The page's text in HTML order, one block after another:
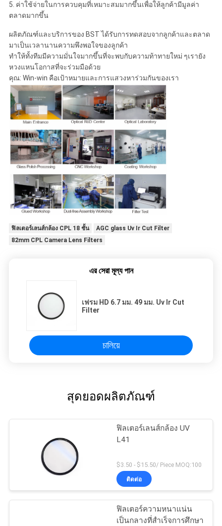
5. ค่าใช้จ่ายในการควบคุมที่เหมาะสมมากขึ้นเพื่อให้ลูกค้ามีมูลค่า
ตลาดมากขึ้น
ผลิตภัณฑ์และบริการของ BST ได้รับการทดสอบจากลูกค้าและตลาด
มาเป็นเวลานานความพึงพอใจของลูกค้า
ทำให้ทั้งทีมมีความมั่นใจมากขึ้นที่จะพบกับความท้าทายใหม่ ๆเรายัง
หวงแหนโอกาสที่จะร่วมมือด้วย
คุณ: Win-win คือเป้าหมายและการแสวงหาร่วมกันของเรา
ฟิลเตอร์เลนส์กล้อง CPL 18 ชั้น
AGC glass Uv Ir Cut Filter
82mm CPL Camera Lens Filters
এর সেরা মূল্য পান
เฟรม HD 6.7 มม. 49 มม. Uv Ir Cut
Filter
চালিয়ে
สุดยอดผลิตภัณฑ์
ฟิลเตอร์เลนส์กล้อง UV
L41
$3.50 - $15.50/ Piece MOQ:100
ติดต่อ
ฟิลเตอร์ความหนาแน่น
เป็นกลางที่สำเร็จการศึกษา